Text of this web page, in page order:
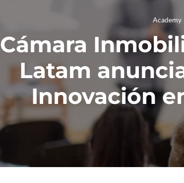
Academy
Cámara
Latam
Innovación